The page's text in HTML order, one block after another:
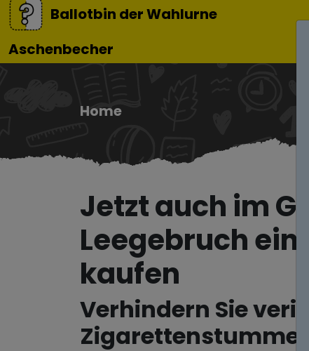
Ballotbin der Wahlurne
Aschenbecher
Home
Jetzt auch im
Leegebruch
kaufen
Verhindern Sie
Zigarettenstummel